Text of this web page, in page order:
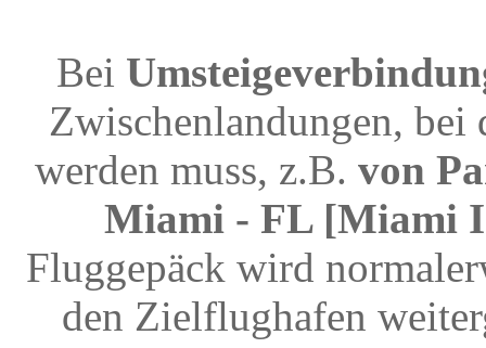
Bei
Zwischenlandungen, bei
werden muss, z.B. von
Miami - FL [Miami
Fluggepäck wird
den Zielflughafen